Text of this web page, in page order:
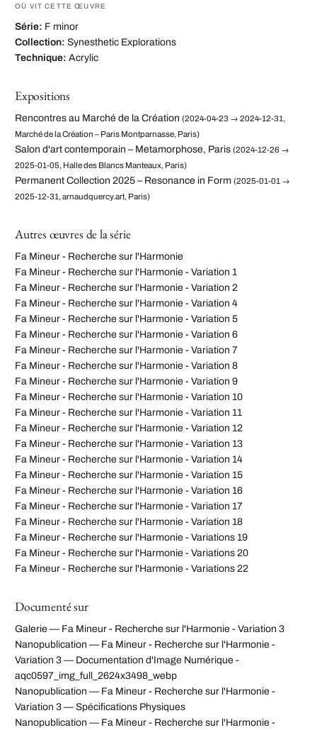
OÙ VIT CETTE ŒUVRE
Série: F minor
Collection: Synesthetic Explorations
Technique: Acrylic
Expositions
Rencontres au Marché de la Création (2024-04-23 → 2024-12-31,
Marché de la Création – Paris Montparnasse, Paris)
Salon d'art contemporain – Metamorphose, Paris (2024-12-26 →
2025-01-05, Halle des Blancs Manteaux, Paris)
Permanent Collection 2025 – Resonance in Form (2025-01-01 →
2025-12-31, arnaudquercy.art, Paris)
Autres œuvres de la série
Fa Mineur - Recherche sur l'Harmonie
Fa Mineur - Recherche sur l'Harmonie - Variation 1
Fa Mineur - Recherche sur l'Harmonie - Variation 2
Fa Mineur - Recherche sur l'Harmonie - Variation 4
Fa Mineur - Recherche sur l'Harmonie - Variation 5
Fa Mineur - Recherche sur l'Harmonie - Variation 6
Fa Mineur - Recherche sur l'Harmonie - Variation 7
Fa Mineur - Recherche sur l'Harmonie - Variation 8
Fa Mineur - Recherche sur l'Harmonie - Variation 9
Fa Mineur - Recherche sur l'Harmonie - Variation 10
Fa Mineur - Recherche sur l'Harmonie - Variation 11
Fa Mineur - Recherche sur l'Harmonie - Variation 12
Fa Mineur - Recherche sur l'Harmonie - Variation 13
Fa Mineur - Recherche sur l'Harmonie - Variation 14
Fa Mineur - Recherche sur l'Harmonie - Variation 15
Fa Mineur - Recherche sur l'Harmonie - Variation 16
Fa Mineur - Recherche sur l'Harmonie - Variation 17
Fa Mineur - Recherche sur l'Harmonie - Variation 18
Fa Mineur - Recherche sur l'Harmonie - Variations 19
Fa Mineur - Recherche sur l'Harmonie - Variations 20
Fa Mineur - Recherche sur l'Harmonie - Variations 22
Documenté sur
Galerie — Fa Mineur - Recherche sur l'Harmonie - Variation 3
Nanopublication — Fa Mineur - Recherche sur l'Harmonie -
Variation 3 — Documentation d'Image Numérique -
aqc0597_img_full_2624x3498_webp
Nanopublication — Fa Mineur - Recherche sur l'Harmonie -
Variation 3 — Spécifications Physiques
Nanopublication — Fa Mineur - Recherche sur l'Harmonie -